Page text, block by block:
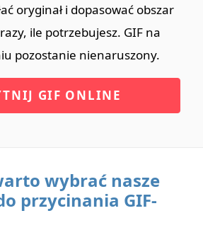
oryginał i dopasować obszar
ile potrzebujesz. GIF na
pozostanie nienaruszony.
GIF ONLINE
wybrać nasze
przycinania GIF-